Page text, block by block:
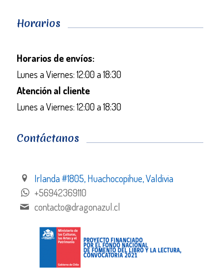
Horarios
Horarios de envíos:
Lunes a Viernes: 12:00 a 18:30
Atención al cliente
Lunes a Viernes: 12:00 a 18:30
Contáctanos
Irlanda #1805, Huachocopihue, Valdivia
+56942369110
contacto@dragonazul.cl